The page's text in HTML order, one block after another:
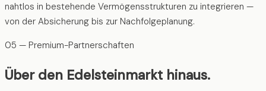
nahtlos in bestehende Vermögensstrukturen zu integrieren —
von der Absicherung bis zur Nachfolgeplanung.
05 — Premium-Partnerschaften
Über den Edelsteinmarkt hinaus.